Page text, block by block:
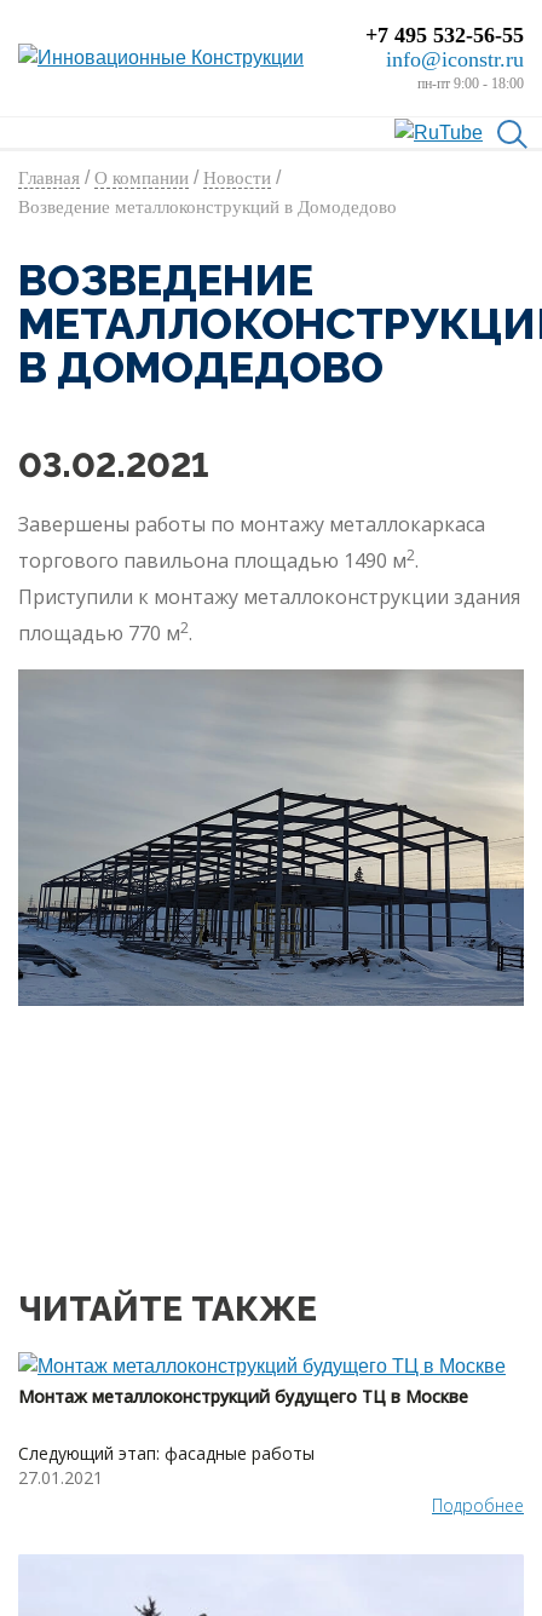
+7 495 532-56-55
info@iconstr.ru
пн-пт 9:00 - 18:00
Главная /О компании /Новости /
Возведение металлоконструкций в Домодедово
ВОЗВЕДЕНИЕ
В ДОМОДЕДОВО
03.02.2021
Завершены работы по монтажу металлокаркаса
торгового павильона площадью 1490 м2.
Приступили к монтажу металлоконструкции здания
площадью 770 м2.
ЧИТАЙТЕ ТАКЖЕ
Монтаж металлоконструкций будущего ТЦ в Москве
Следующий этап: фасадные работы
27.01.2021
Подробнее